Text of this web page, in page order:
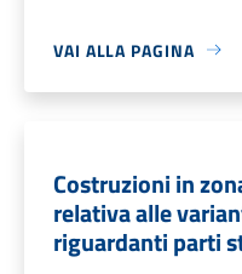
VAI ALLA PAGINA
Costruzioni in
relativa alle
riguardanti parti